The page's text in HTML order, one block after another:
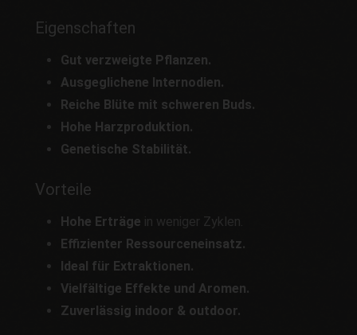
Eigenschaften
Gut verzweigte Pflanzen.
Ausgeglichene Internodien.
Reiche Blüte mit schweren Buds.
Hohe Harzproduktion.
Genetische Stabilität.
Vorteile
Hohe Erträge in weniger Zyklen.
Effizienter Ressourceneinsatz.
Ideal für Extraktionen.
Vielfältige Effekte und Aromen.
Zuverlässig indoor & outdoor.